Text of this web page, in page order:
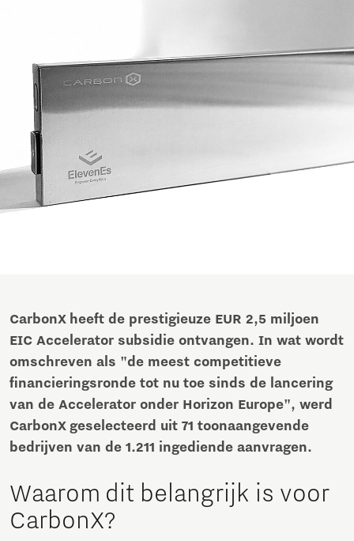
CarbonX heeft de prestigieuze EUR 2,5 miljoen
EIC Accelerator subsidie ontvangen. In wat wordt
omschreven als "de meest competitieve
financieringsronde tot nu toe sinds de lancering
van de Accelerator onder Horizon Europe", werd
CarbonX geselecteerd uit 71 toonaangevende
bedrijven van de 1.211 ingediende aanvragen.
Waarom dit belangrijk is voor
CarbonX?